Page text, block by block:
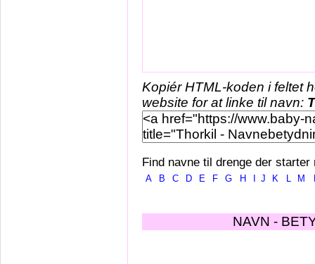
Kopiér HTML-koden i feltet
website for at linke til navn:
Find navne til drenge der starter
A B C D E F G H J K L M
NAVN -